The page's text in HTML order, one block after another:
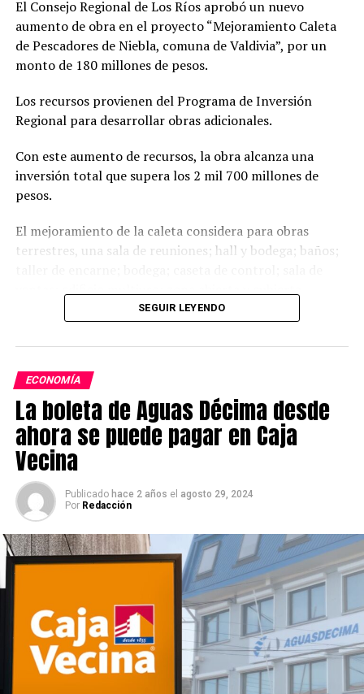
El Consejo Regional de Los Ríos aprobó un nuevo
aumento de obra en el proyecto “Mejoramiento Caleta
de Pescadores de Niebla, comuna de Valdivia”, por un
monto de 180 millones de pesos.
Los recursos provienen del Programa de Inversión
Regional para desarrollar obras adicionales.
Con este aumento de recursos, la obra alcanza una
inversión total que supera los 2 mil 700 millones de
pesos.
El mejoramiento de la caleta considera para obras
terrestres, una sala de reuniones; hall y bodega; baños;
Mientras que para obras marítimas, considera un
SEGUIR LEYENDO
ECONOMÍA
La boleta de Aguas Décima desde
ahora se puede pagar en Caja
Vecina
Publicado hace 2 años el agosto 29, 2024
Por Redacción